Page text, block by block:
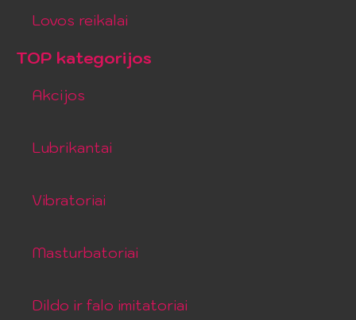
Lovos reikalai
TOP kategorijos
Akcijos
Lubrikantai
Vibratoriai
Masturbatoriai
Dildo ir falo imitatoriai